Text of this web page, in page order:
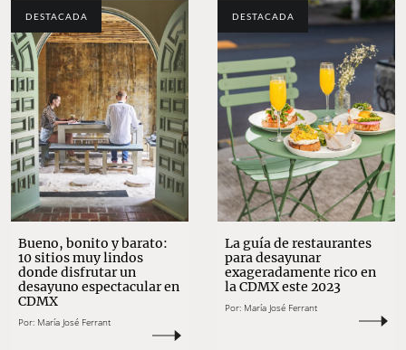
DESTACADA
Bueno, bonito y barato:
10 sitios muy lindos
donde disfrutar un
desayuno espectacular en
CDMX
Por: María José Ferrant
DESTACADA
La guía de restaurantes
para desayunar
exageradamente rico en
la CDMX este 2023
Por: María José Ferrant